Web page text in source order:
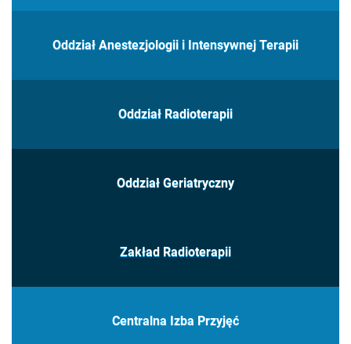
Oddział Anestezjologii i Intensywnej Terapii
Oddział Radioterapii
Oddział Geriatryczny
Zakład Radioterapii
Centralna Izba Przyjęć